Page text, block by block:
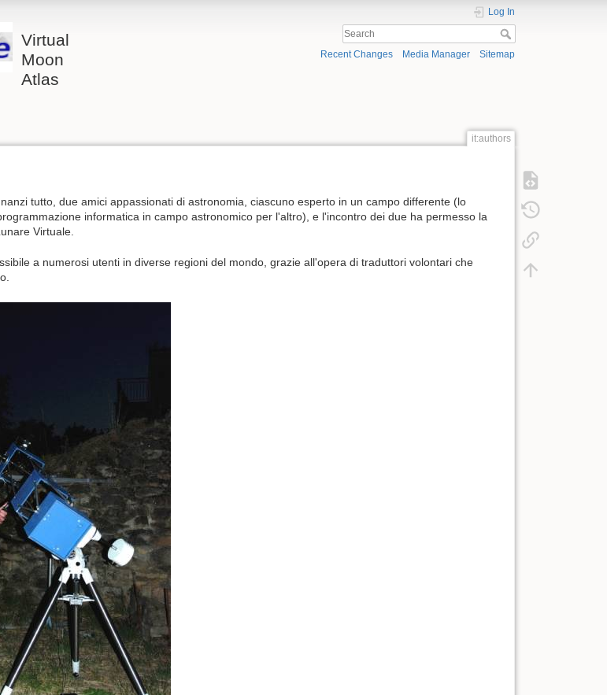
Virtual
Moon
Atlas
Log In
Recent Changes Media Manager Sitemap
it:authors
tutto, due amici appassionati di astronomia, ciascuno esperto in un campo differente (lo
informatica in campo astronomico per l'altro), e l'incontro dei due ha permesso la
Virtuale.
a numerosi utenti in diverse regioni del mondo, grazie all'opera di traduttori volontari che